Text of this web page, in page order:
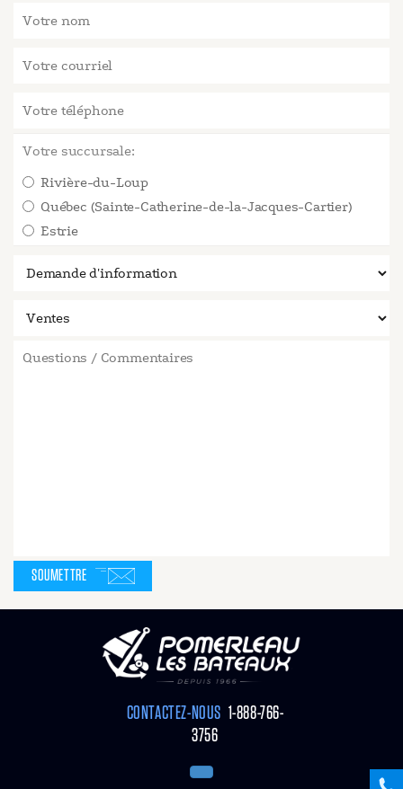
Votre succursale:
Rivière-du-Loup
Québec (Sainte-Catherine-de-la-Jacques-Cartier)
Estrie
SOUMETTRE
CONTACTEZ-NOUS 1-888-766-
3756